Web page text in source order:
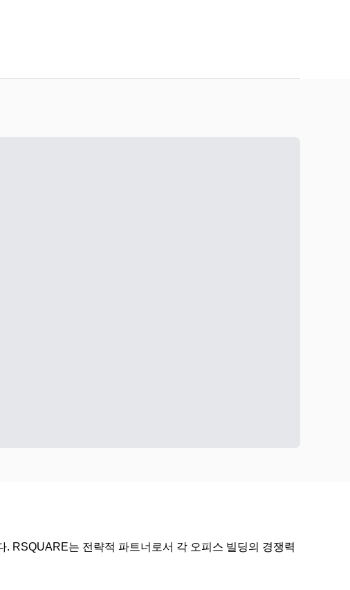
RSQUARE는 전략적 파트너로서 각 오피스 빌딩의 경쟁력